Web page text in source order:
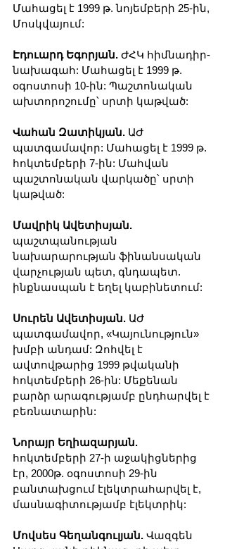
Մահացել է 1999 թ. նոյեմբերի 25-ին,
Մոսկվայում:
Էդուարդ Եգորյան. ԺՀԿ հիմնադիր-
նախագահ: Մահացել է 1999 թ.
օգոստոսի 10-ին: Պաշտոնական
ախտորոշումը՝ սրտի կաթված:
Վահան Զատիկյան. ԱԺ
պատգամավոր: Մահացել է 1999 թ.
հոկտեմբերի 7-ին: Մահվան
պաշտոնական վարկածը՝ սրտի
կաթված:
Մավրիկ Ավետիսյան.
պաշտպանության
նախարարության ֆինանսական
վարչության պետ, գնդապետ.
ինքնասպան է եղել կաբինետում:
Սուրեն Ավետիսյան. ԱԺ
պատգամավոր, «Կայունություն»
խմբի անդամ: Զոհվել է
ավտովթարից 1999 թվականի
հոկտեմբերի 26-ին: Մեքենան
բարձր արագությամբ ընդհարվել է
բեռնատարին:
Նորայր Եղիազարյան.
հոկտեմբերի 27-ի աջակիցներից
էր, 2000թ. օգոստոսի 29-ին
բանտախցում էլեկտրահարվել է,
մասնագիտությամբ էլեկտրիկ:
Մովսես Գեղանգուլյան. Վազգեն